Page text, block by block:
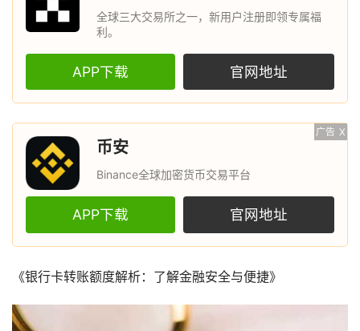
全球三大交易所之一，新用户注册即领专属福
利。
APP下载 官网地址
广告 X
币安
Binance全球加密货币交易平台
APP下载 官网地址
《银行卡转账额度解析：了解金融安全与便捷》